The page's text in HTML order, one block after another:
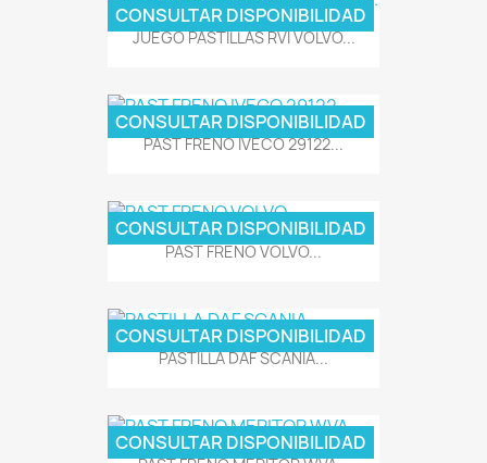
JUEGO PASTILLAS RVI VOLVO...
CONSULTAR DISPONIBILIDAD
PAST FRENO IVECO 29122...
CONSULTAR DISPONIBILIDAD
PAST FRENO VOLVO...
CONSULTAR DISPONIBILIDAD
PASTILLA DAF SCANIA...
CONSULTAR DISPONIBILIDAD
CONSULTAR DISPONIBILIDAD